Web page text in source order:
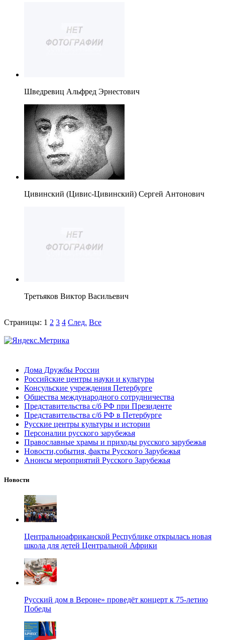
Шведревиц Альфред Эрнестович
Цивинский (Цивис-Цивинский) Сергей Антонович
Третьяков Виктор Васильевич
Страницы: 1 2 3 4 След. Все
Дома Дружбы России
Российские центры науки и культуры
Консульские учреждения Петербурге
Общества международного сотрудничества
Представительства с/б РФ при Президенте
Представительства с/б РФ в Петербурге
Русские центры культуры и истории
Персоналии русского зарубежья
Православные храмы и приходы русского зарубежья
Новости,события, факты Русского Зарубежья
Анонсы мероприятий Русского Зарубежья
Новости
Центральноафриканской Республике открылась новая
школа для детей Центральной Африки
Русский дом в Вероне» проведёт концерт к 75-летию
Победы